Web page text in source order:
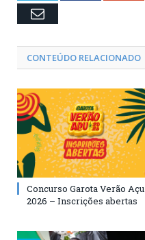
Email
CONTEÚDO RELACIONADO
Concurso Garota Verão Açu
2026 – Inscrições abertas